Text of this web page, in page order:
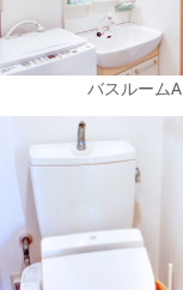
バスルームA